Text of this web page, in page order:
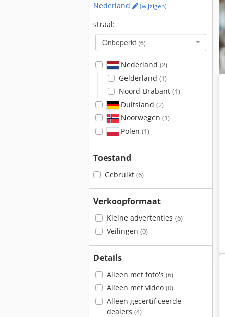
Nederland
(wijzigen)
straal:
Onbeperkt (6)
Nederland (2)
Gelderland (1)
Noord-Brabant (1)
Duitsland (2)
Noorwegen (1)
Polen (1)
Toestand
Gebruikt (6)
Verkoopformaat
Kleine advertenties (6)
Veilingen (0)
Details
Alleen met foto's (6)
Alleen met video (0)
Alleen gecertificeerde
dealers (4)